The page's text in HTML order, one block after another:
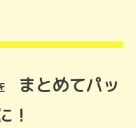
まとめてパッ
！